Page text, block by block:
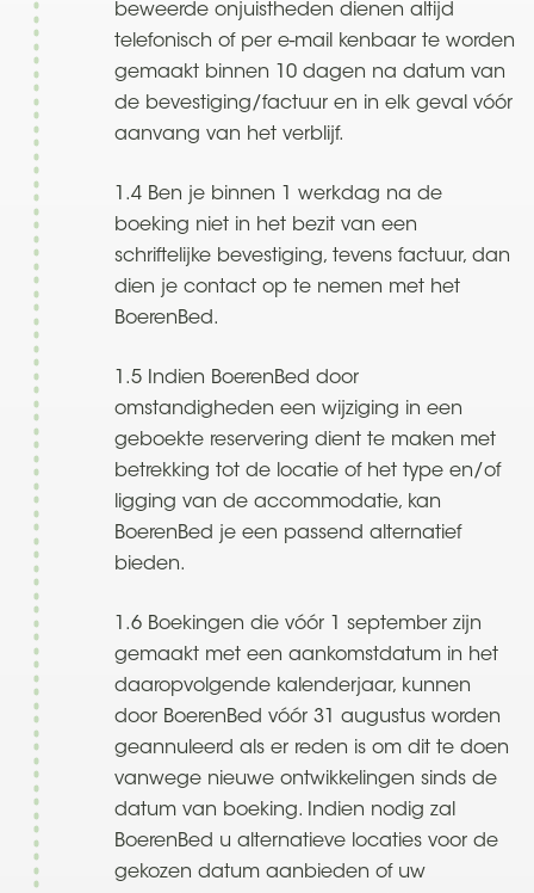
beweerde onjuistheden dienen altijd
telefonisch of per e-mail kenbaar te worden
gemaakt binnen 10 dagen na datum van
de bevestiging/factuur en in elk geval vóór
aanvang van het verblijf.
1.4 Ben je binnen 1 werkdag na de
boeking niet in het bezit van een
schriftelijke bevestiging, tevens factuur, dan
dien je contact op te nemen met het
BoerenBed.
1.5 Indien BoerenBed door
omstandigheden een wijziging in een
geboekte reservering dient te maken met
betrekking tot de locatie of het type en/of
ligging van de accommodatie, kan
BoerenBed je een passend alternatief
bieden.
1.6 Boekingen die vóór 1 september zijn
gemaakt met een aankomstdatum in het
daaropvolgende kalenderjaar, kunnen
door BoerenBed vóór 31 augustus worden
geannuleerd als er reden is om dit te doen
vanwege nieuwe ontwikkelingen sinds de
datum van boeking. Indien nodig zal
BoerenBed u alternatieve locaties voor de
gekozen datum aanbieden of uw